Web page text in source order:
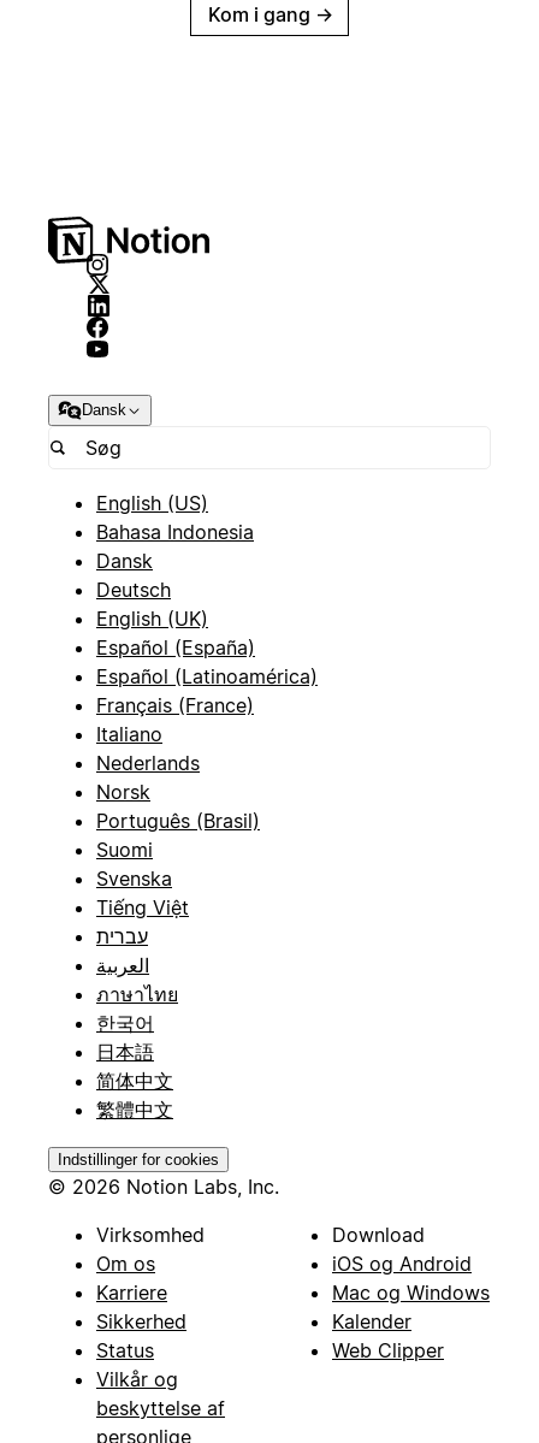
Kom i gang →
Dansk
English (US)
Bahasa Indonesia
Dansk
Deutsch
English (UK)
Español (España)
Español (Latinoamérica)
Français (France)
Italiano
Nederlands
Norsk
Português (Brasil)
Suomi
Svenska
Tiếng Việt
עברית
العربية
ภาษาไทย
한국어
日本語
简体中文
繁體中文
Indstillinger for cookies
© 2026 Notion Labs, Inc.
Virksomhed
Om os
Karriere
Sikkerhed
Status
Vilkår og
beskyttelse af
personlige
Download
iOS og Android
Mac og Windows
Kalender
Web Clipper